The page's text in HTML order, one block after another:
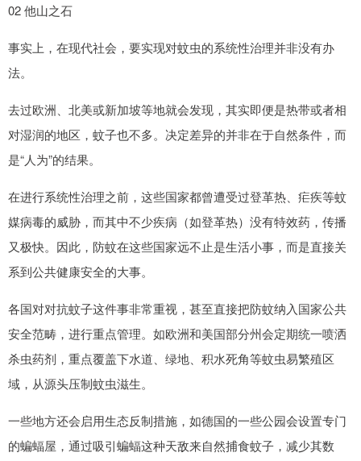
02 他山之石
事实上，在现代社会，要实现对蚊虫的系统性治理并非没有办
法。
去过欧洲、北美或新加坡等地就会发现，其实即便是热带或者相
对湿润的地区，蚊子也不多。决定差异的并非在于自然条件，而
是“人为”的结果。
在进行系统性治理之前，这些国家都曾遭受过登革热、疟疾等蚊
媒病毒的威胁，而其中不少疾病（如登革热）没有特效药，传播
又极快。因此，防蚊在这些国家远不止是生活小事，而是直接关
系到公共健康安全的大事。
各国对对抗蚊子这件事非常重视，甚至直接把防蚊纳入国家公共
安全范畴，进行重点管理。如欧洲和美国部分州会定期统一喷洒
杀虫药剂，重点覆盖下水道、绿地、积水死角等蚊虫易繁殖区
域，从源头压制蚊虫滋生。
一些地方还会启用生态反制措施，如德国的一些公园会设置专门
的蝙蝠屋，通过吸引蝙蝠这种天敌来自然捕食蚊子，减少其数